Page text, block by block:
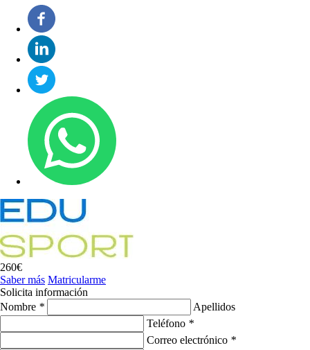
260€
Saber más Matricularme
Solicita información
Nombre *
Apellidos
Teléfono *
Correo electrónico *